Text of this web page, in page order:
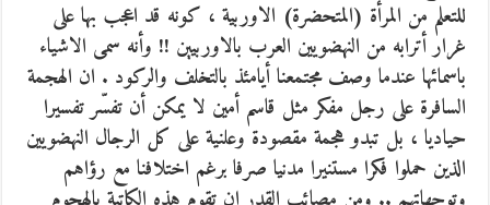
للتعلم من المرأة (المتحضرة) الاوربية ، كونه قد اعجب بها على
غرار أترابه من النهضويين العرب بالاوربيين !! وأنه سمى الاشياء
باسمائها عندما وصف مجتمعنا أيامئذ بالتخلف والركود . ان الهجمة
السافرة على رجل مفكر مثل قاسم أمين لا يمكن أن تفسّر تفسيرا
حياديا ، بل تبدو هجمة مقصودة وعلنية على كل الرجال النهضويين
الذين حملوا فكرا مستنيرا مدنيا صرفا برغم اختلافنا مع رؤاهم